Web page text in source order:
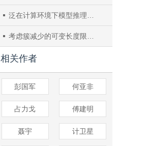
泛在计算环境下模型推理输出长度预测
考虑簇减少的可变长度限制X结构Steiner最小树算法
相关作者
彭国军 何亚非
占力戈 傅建明
聂宇 计卫星